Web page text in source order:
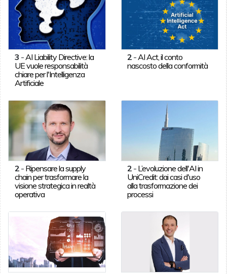
3 -AI Liability Directive: la
UE vuole responsabilità
chiare per l'Intelligenza
Artificiale
2 -AI Act, il conto
nascosto della conformità
2- Ripensare la supply
chain per trasformare la
visione strategica in realtà
operativa
2 - L’evoluzione dell'AI in
UniCredit: dai casi d'uso
alla trasformazione dei
processi